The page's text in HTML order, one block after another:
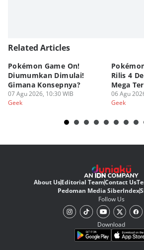
Related Articles
Pokémon Game On!
Diumumkan Dimulai!
Gimana Konsepnya?
07 Agu 2026, 10:30 WIB
Geek
Rilis 4
Mega
06 Agu
Geek
About UsEditorial TeamContact Us
Pedoman Media SiberIndex
Follow Us
Download